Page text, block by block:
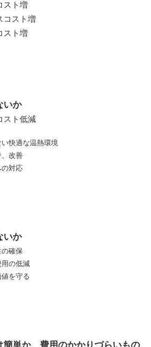
ト増
スト増
ト増
いか
ト低減
快適な温熱環境
改善
対応
いか
確保
の低減
を守る
簡単か、費用のかかりづらいもの